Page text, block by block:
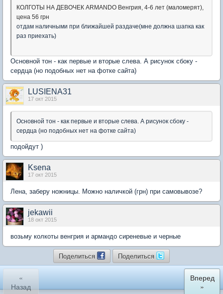
КОЛГОТЫ НА ДЕВОЧЕК ARMANDO Венгрия, 4-6 лет (маломерят),
цена 56 грн
отдам наличными при ближайшей раздаче(мне должна шапка как
раз приехать)
Основной тон - как первые и вторые слева. А рисунок сбоку -
сердца (но подобных нет на фотке сайта)
LUSIENA31
17 окт 2015
Основной тон - как первые и вторые слева. А рисунок сбоку -
сердца (но подобных нет на фотке сайта)
подойдут )
Ksena
17 окт 2015
Лена, заберу ножницы. Можно наличкой (грн) при самовывозе?
jekawii
18 окт 2015
возьму колкоты венгрия и армандо сиреневые и черные
Поделиться Поделиться
«
Назад
Вперед
»